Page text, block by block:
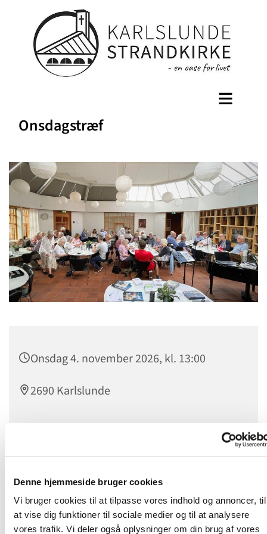
Denne hjemmeside bruger cookies
Vi bruger cookies til at tilpasse vores indhold og annoncer, til
at vise dig funktioner til sociale medier og til at analysere
vores trafik. Vi deler også oplysninger om din brug af vores
Onsdagstræf
Onsdag 4. november 2026, kl. 13:00
2690 Karlslunde
Onsdagstræfer et levende fællesskab for alle, som kan
kaffebord og hyggeligt samvær, hvor nye venskaber
opstår. Udover kaffe og lækker kage, oplever vi en
spændende og let tilgængelig undervisning fra et stykke i
Bibelen, eller vi hører en fortælling fra en